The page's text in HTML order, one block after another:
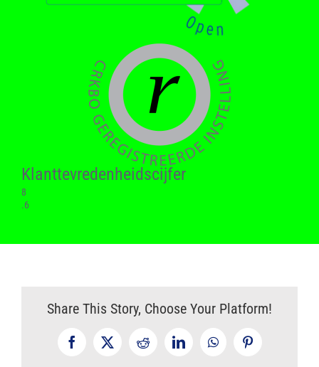
Klant­tevreden­heids­cijfer
8
.6
Share This Story, Choose Your Platform!
Facebook
X RedditLinkedInWhatsAppPinterest